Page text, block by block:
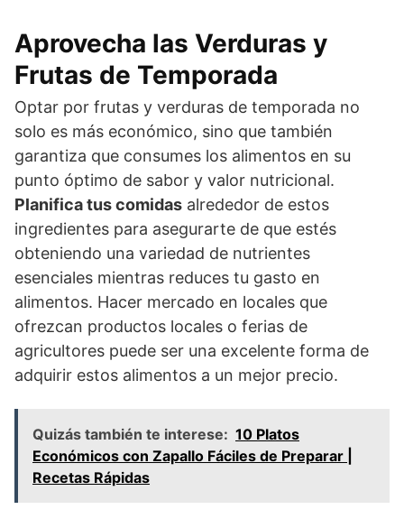
Aprovecha las Verduras y
Frutas de Temporada
Optar por frutas y verduras de temporada no
solo es más económico, sino que también
garantiza que consumes los alimentos en su
punto óptimo de sabor y valor nutricional.
Planifica tus comidas alrededor de estos
ingredientes para asegurarte de que estés
obteniendo una variedad de nutrientes
esenciales mientras reduces tu gasto en
alimentos. Hacer mercado en locales que
ofrezcan productos locales o ferias de
agricultores puede ser una excelente forma de
adquirir estos alimentos a un mejor precio.
Quizás también te interese: 10 Platos
Económicos con Zapallo Fáciles de Preparar |
Recetas Rápidas